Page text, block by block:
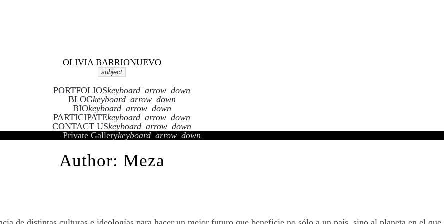
OLIVIA BARRIONUEVO
subject
PORTFOLIOSkeyboard_arrow_down
BLOGkeyboard_arrow_down
BIOkeyboard_arrow_down
PARTICIPATEkeyboard_arrow_down
CONTACT USkeyboard_arrow_down
Private Gallerykeyboard_arrow_down
Author: Meza